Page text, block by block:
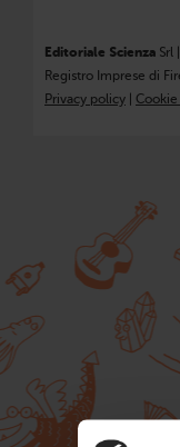
Editoriale Scienza Srl
Registro Imprese di
Privacy policy